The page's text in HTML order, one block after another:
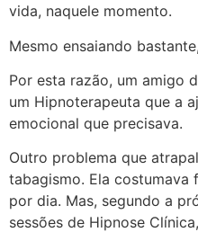
vida, naquele momento.
Mesmo ensaiando
Por esta razão, um amigo
um Hipnoterapeuta que a
emocional que precisava.
Outro problema que
tabagismo. Ela costumava
por dia. Mas, segundo a
sessões de Hipnose